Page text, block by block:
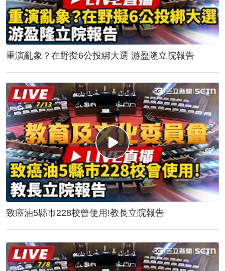
重演亂象？在野擬6公投綁大選 游盈隆立院報告
致癌油5縣市228校曾使用!教長立院報告